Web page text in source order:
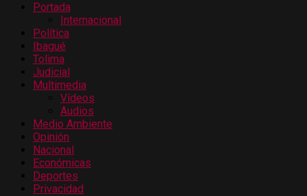
Portada
Internacional
Política
Ibagué
Tolima
Judicial
Multimedia
Vídeos
Audios
Medio Ambiente
Opinión
Nacional
Económicas
Deportes
Privacidad